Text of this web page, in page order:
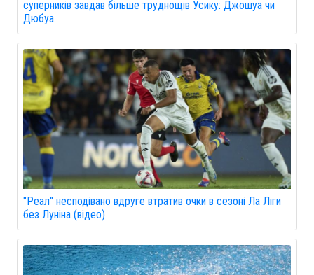
суперників завдав більше труднощів Усику: Джошуа чи
Дюбуа.
"Реал" несподівано вдруге втратив очки в сезоні Ла Ліги
без Луніна (відео)